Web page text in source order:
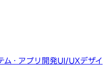
ム・アプリ開発UI/UXデザイ